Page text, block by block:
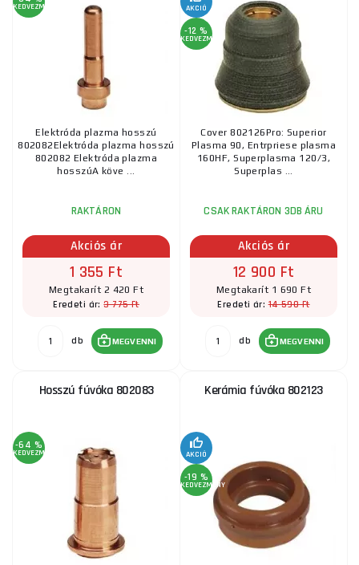
KEDVEZMÉNY
Elektróda plazma hosszú
802082Elektróda plazma hosszú
802082 Elektróda plazma
hosszúA köve ...
RAKTÁRON
Akciós ár
1 355 Ft
Megtakarít 2 420 Ft
Eredeti ár:3 775 Ft
db MEGVENNI
AKCIÓ
-12 %
KEDVEZMÉNY
Cover 802126Pro: Superior
Plasma 90, Entrpriese plasma
160HF, Superplasma 120/3,
Superplas ...
CSAK RAKTÁRON 3DB ÁRU
Akciós ár
12 900 Ft
Megtakarít 1 690 Ft
Eredeti ár:14 590 Ft
db MEGVENNI
Hosszú fúvóka 802083
-64 %
KEDVEZMÉNY
Kerámia fúvóka 802123
AKCIÓ
-19 %
KEDVEZMÉNY